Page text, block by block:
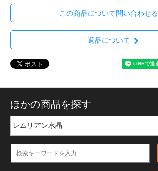
この商品について問い合わせる
返品について
ほかの商品を探す